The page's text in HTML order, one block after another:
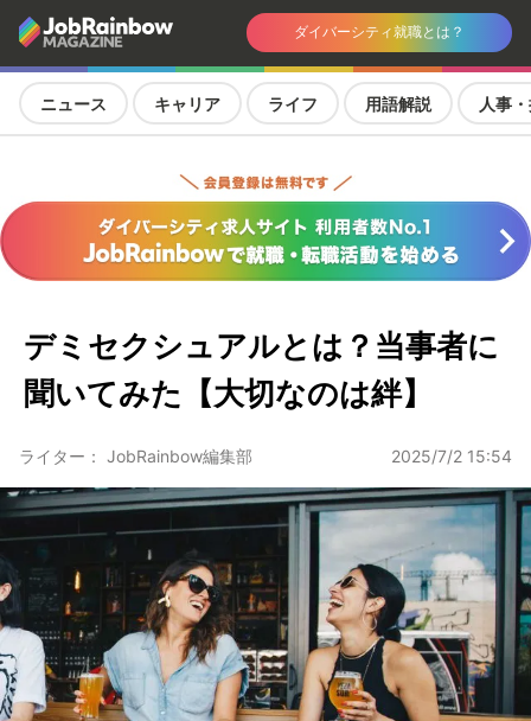
ダイバーシティ就職とは？
ニュース キャリア ライフ 用語解説 人事
デミセクシュアルとは？当事者に
聞いてみた【大切なのは絆】
ライター： JobRainbow編集部 2025/7/2 15:54